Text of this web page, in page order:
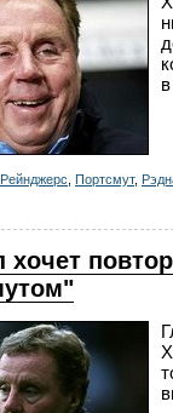
Портсмут,
хочет